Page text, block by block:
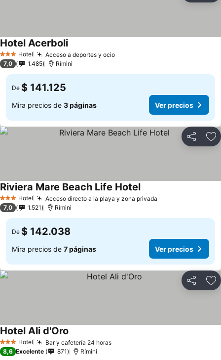
3 Estrellas
Hotel Acceso a deportes y ocio
Hotel Acerboli
7,0 1.485 Rímini
De $ 141.125
Mira precios de 3 páginas Ver precios
Compartir
3 Estrellas
Hotel Acceso directo a la playa y zona privada
Riviera Mare Beach Life Hotel
7,0 1.521 Rímini
De $ 142.038
Mira precios de 7 páginas Ver precios
Compartir
3 Estrellas
Hotel Bar y cafetería 24 horas
Hotel Ali d'Oro
8,6 Excelente 871 Rímini